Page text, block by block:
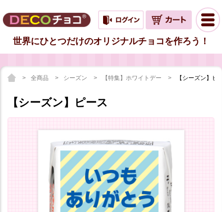
世界にひとつだけのオリジナルチョコを作ろう！
全商品 シーズン 【特集】ホワイトデー 【シーズン】ピ
【シーズン】ピース